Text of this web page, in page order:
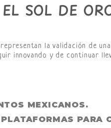
SOL DE
la validación de
innovando y de continuar
MEXICANOS.
PARA